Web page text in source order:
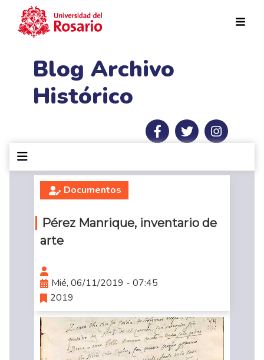
Blog Archivo
Histórico
Documentos
Pérez Manrique, inventario de
arte
Mié, 06/11/2019 - 07:45
2019